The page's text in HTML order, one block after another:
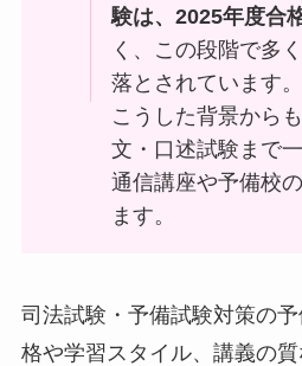
験は、2025年度合
く、この段階で多
落とされています。
こうした背景から
文・口述試験まで
通信講座や予備校
ます。
司法試験・予備試験対策の
格や学習スタイル、講義の